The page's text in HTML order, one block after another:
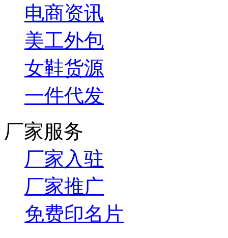
电商资讯
美工外包
女鞋货源
一件代发
厂家服务
厂家入驻
厂家推广
免费印名片